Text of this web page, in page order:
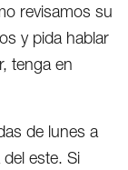
revisamos su
y pida hablar
tenga en
de lunes a
este. Si